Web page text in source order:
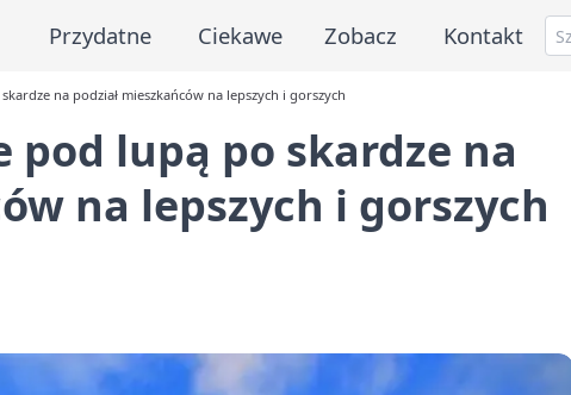
Przydatne Ciekawe Zobacz Kontakt
na podział mieszkańców na lepszych i gorszych
pod lupą po skardze na
na lepszych i gorszych